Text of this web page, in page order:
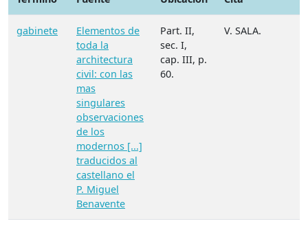
gabinete
Elementos de
toda la
architectura
civil: con las
mas
singulares
observaciones
de los
modernos [...]
traducidos al
castellano el
P. Miguel
Benavente
Part. II,
sec. I,
cap. III, p.
60.
V. SALA.